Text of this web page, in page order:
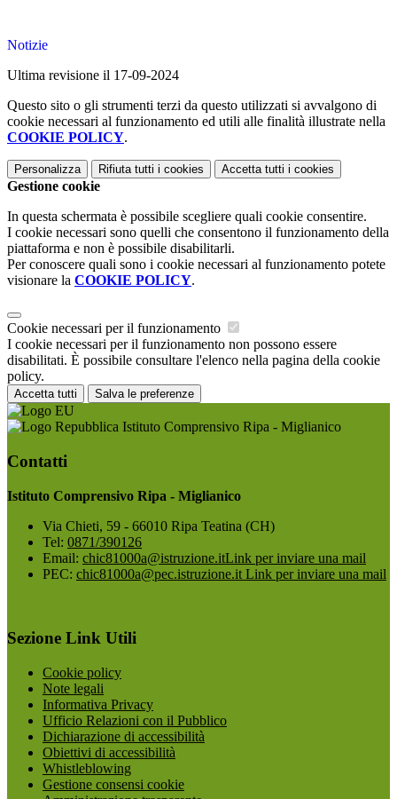
Notizie
Ultima revisione il 17-09-2024
Questo sito o gli strumenti terzi da questo utilizzati si avvalgono di
cookie necessari al funzionamento ed utili alle finalità illustrate nella
COOKIE POLICY.
Personalizza Rifiuta tutti i cookies Accetta tutti i cookies
Gestione cookie
In questa schermata è possibile scegliere quali cookie consentire.
I cookie necessari sono quelli che consentono il funzionamento della
piattaforma e non è possibile disabilitarli.
Per conoscere quali sono i cookie necessari al funzionamento potete
visionare la COOKIE POLICY.
Cookie necessari per il funzionamento
I cookie necessari per il funzionamento non possono essere
disabilitati. È possibile consultare l'elenco nella pagina della cookie
policy.
Accetta tutti Salva le preferenze
Istituto Comprensivo Ripa - Miglianico
Contatti
Istituto Comprensivo Ripa - Miglianico
Via Chieti, 59 - 66010 Ripa Teatina (CH)
Tel: 0871/390126
Email: chic81000a@istruzione.itLink per inviare una mail
PEC: chic81000a@pec.istruzione.it Link per inviare una mail
Sezione Link Utili
Cookie policy
Note legali
Informativa Privacy
Ufficio Relazioni con il Pubblico
Dichiarazione di accessibilità
Obiettivi di accessibilità
Whistleblowing
Gestione consensi cookie